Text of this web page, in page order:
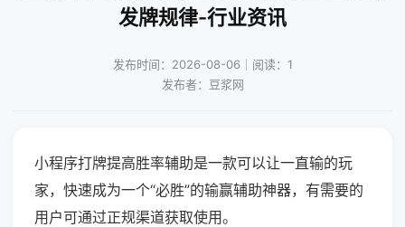
发牌规律-行业资讯
发布时间：2026-08-06｜阅读：1
发布者：豆浆网
小程序打牌提高胜率辅助是一款可以让一直输的玩
家，快速成为一个“必胜”的输赢辅助神器，有需要的
用户可通过正规渠道获取使用。